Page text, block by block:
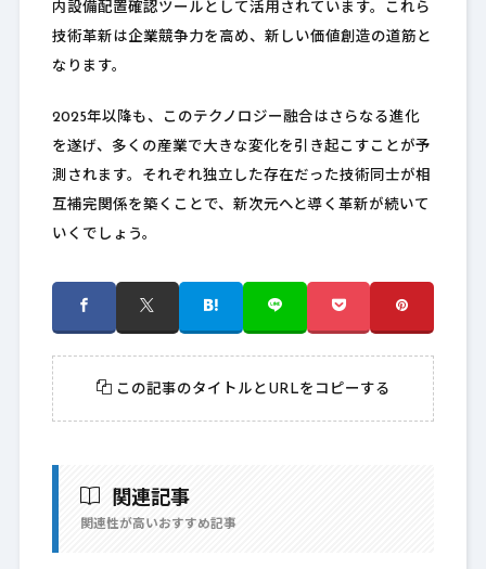
内設備配置確認ツールとして活用されています。これら
技術革新は企業競争力を高め、新しい価値創造の道筋と
なります。
2025年以降も、このテクノロジー融合はさらなる進化
を遂げ、多くの産業で大きな変化を引き起こすことが予
測されます。それぞれ独立した存在だった技術同士が相
互補完関係を築くことで、新次元へと導く革新が続いて
いくでしょう。
この記事のタイトルとURLをコピーする
関連記事
関連性が高いおすすめ記事